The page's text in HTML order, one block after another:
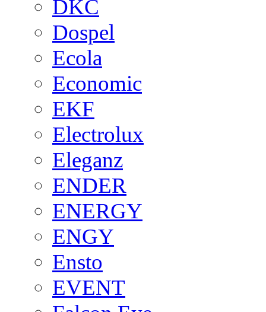
DKC
Dospel
Ecola
Economic
EKF
Electrolux
Eleganz
ENDER
ENERGY
ENGY
Ensto
EVENT